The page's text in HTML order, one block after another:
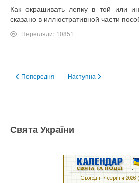
Как окрашивать лепку в той или
сказано в иллюстративной части
Перегляди: 10851
Попередня стаття: Младшая группа (2—4
Попередня Наступна стаття:
Наступна
Свята України